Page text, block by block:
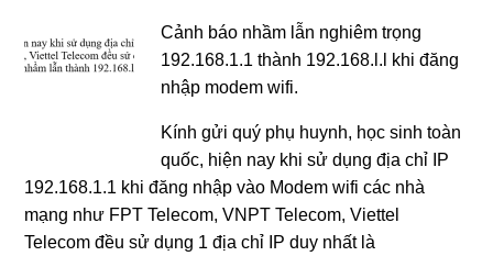
Cảnh báo nhầm lẫn nghiêm trọng
192.168.1.1 thành 192.168.l.l khi đăng
nhập modem wifi.
Kính gửi quý phụ huynh, học sinh toàn
quốc, hiện nay khi sử dụng địa chỉ IP
192.168.1.1 khi đăng nhập vào Modem wifi các nhà
mạng như FPT Telecom, VNPT Telecom, Viettel
Telecom đều sử dụng 1 địa chỉ IP duy nhất là